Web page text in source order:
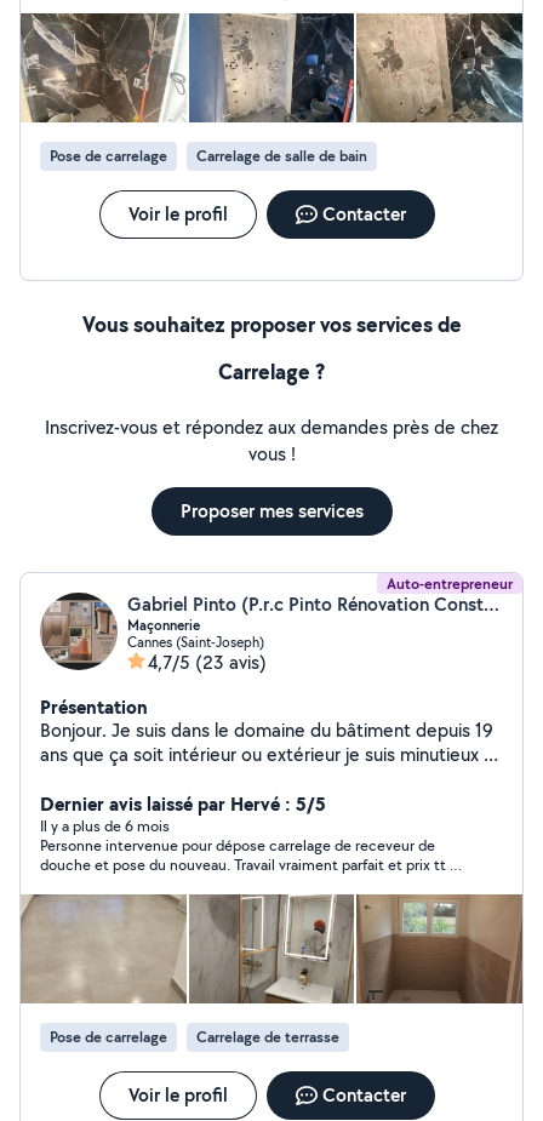
Cordialement
journée, Morgan venait à 5h du matin!), et le résultat est
impeccable. Autant que la pose d'un carrelage mural en
intérieur dont le résultat est nickel. Pour le reste, Morgan a
réalisé des travaux de maçonnerie et de modification d'une
évacuation d'eau pluviale: travail parfait! Bref, je conseille sans
condition, et j'aurai grand plaisir à solliciter à nouveau Morgan
pour des travaux futurs.
Pose de carrelage
Carrelage de salle de bain
Voir le profil Contacter
Vous souhaitez proposer vos services de
Carrelage ?
Inscrivez-vous et répondez aux demandes près de chez
vous !
Proposer mes services
Auto-entrepreneur
Gabriel Pinto (P.r.c Pinto Rénovation Construction)
Maçonnerie
Cannes (Saint-Joseph)
4,7/5 (23 avis)
Présentation
Bonjour. Je suis dans le domaine du bâtiment depuis 19
ans que ça soit intérieur ou extérieur je suis minutieux et
besoins.
Dernier avis laissé par Hervé : 5/5
Il y a plus de 6 mois
Personne intervenue pour dépose carrelage de receveur de
douche et pose du nouveau. Travail vraiment parfait et prix tt à
l’écoute. De plus ce qui ne gâche rien très ponctuel et
sympathique. Je le recommande très chaudement.
Pose de carrelage Carrelage de terrasse
Voir le profil Contacter